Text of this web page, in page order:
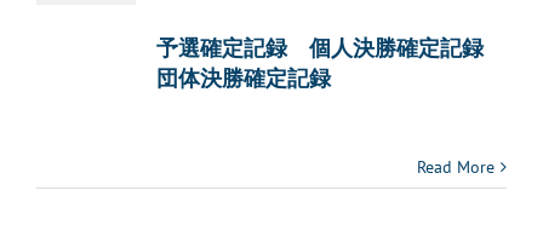
予選確定記録
個人決勝確定記録
団体決勝確定記録
Read More